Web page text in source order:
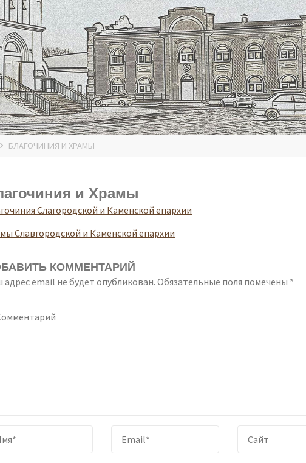
ГЛАВНАЯ
БЛАГОЧИНИЯ И ХРАМЫ
и Храмы
Слагородской и Каменской епархии
Славгородской и Каменской епархии
КОММЕНТАРИЙ
адрес email не будет опубликован.Обязательные поля помечены *